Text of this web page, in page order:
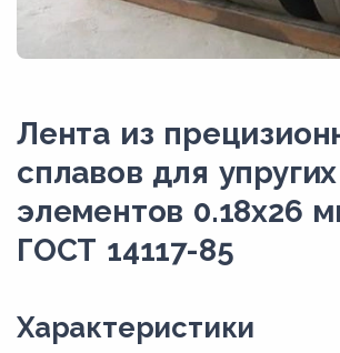
Лента из
сплавов для упругих
элементов 0.18x26
ГОСТ 14117-85
Xарактеристики